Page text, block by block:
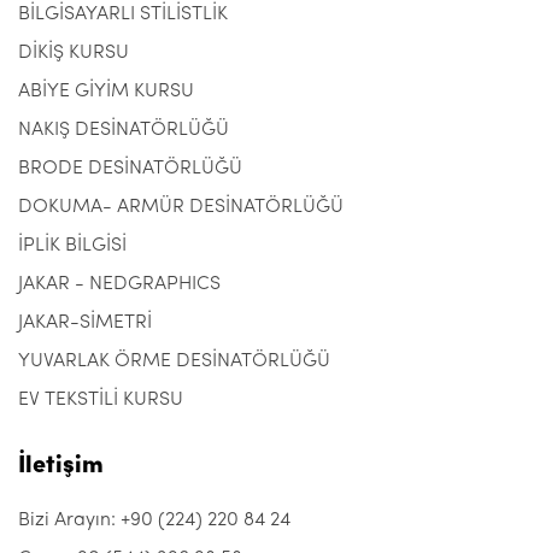
BİLGİSAYARLI STİLİSTLİK
DİKİŞ KURSU
ABİYE GİYİM KURSU
NAKIŞ DESİNATÖRLÜĞÜ
BRODE DESİNATÖRLÜĞÜ
DOKUMA- ARMÜR DESİNATÖRLÜĞÜ
İPLİK BİLGİSİ
JAKAR - NEDGRAPHICS
JAKAR-SİMETRİ
YUVARLAK ÖRME DESİNATÖRLÜĞÜ
EV TEKSTİLİ KURSU
İletişim
Bizi Arayın: +90 (224) 220 84 24